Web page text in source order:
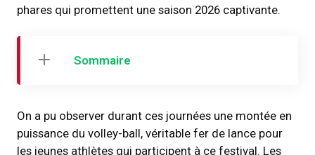
phares qui promettent une saison 2026 captivante.
Sommaire
On a pu observer durant ces journées une montée en
puissance du volley-ball, véritable fer de lance pour
les jeunes athlètes qui participent à ce festival. Les